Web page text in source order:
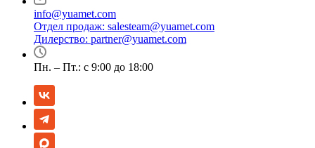
info@yuamet.com
Отдел продаж: salesteam@yuamet.com
Дилерство: partner@yuamet.com
Пн. – Пт.: с 9:00 до 18:00